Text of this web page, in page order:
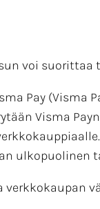
voi
Pay (Visma
Visma
ulkopuolinen